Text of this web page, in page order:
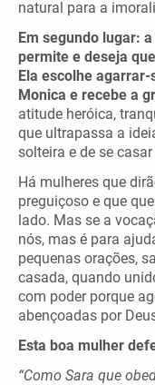
natural para a
Em segundo lugar:
permite e deseja
Ela escolhe
Monica e recebe a
atitude heróica,
que ultrapassa a
solteira e de se
Há mulheres que
preguiçoso e que
lado. Mas se a
nós, mas é para
pequenas orações,
casada, quando
com poder porque
abençoadas por
Esta boa mulher
“Como Sara que